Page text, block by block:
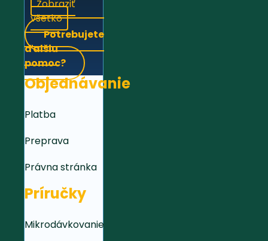
Zobraziť
všetko
Potrebujete
ďalšiu
pomoc?
Objednávanie
Platba
Preprava
Právna stránka
Príručky
Mikrodávkovanie